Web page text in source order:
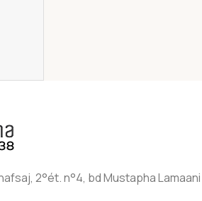
2°ét. n°4, bd Mustapha Lamaani